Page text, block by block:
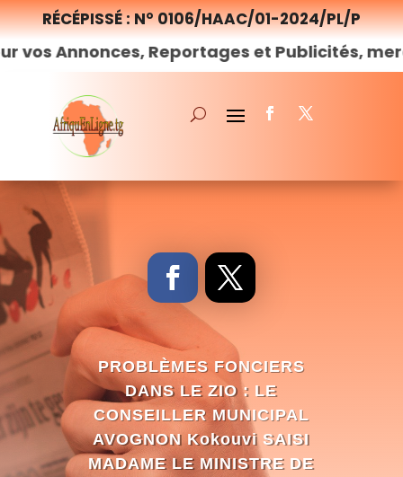
RÉCÉPISSÉ : N° 0106/HAAC/01-2024/PL/P
Reportages et Publicités, merci de
PROBLÈMES FONCIERS
DANS LE ZIO : LE
CONSEILLER MUNICIPAL
AVOGNON Kokouvi SAISI
MADAME LE MINISTRE DE